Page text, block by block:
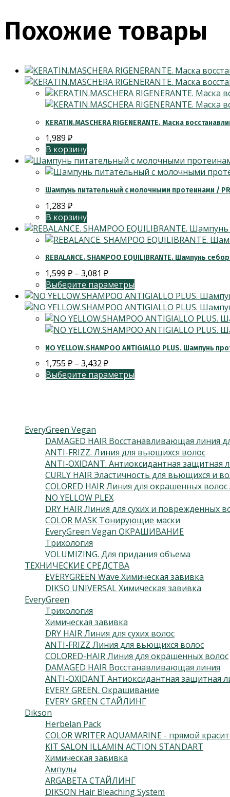
Похожие товары
KERATIN.MASCHERA RIGENERANTE. Маска
1,989 ₽
В корзину
Шампунь питательный с молочными протеинами /
1,283 ₽
В корзину
REBALANCE. SHAMPOO EQUILIBRANTE. Шампунь
1,599 ₽ – 3,081 ₽
Выберите параметры
NO YELLOW.SHAMPOO ANTIGIALLO PLUS.
1,755 ₽ – 3,432 ₽
Выберите параметры
EveryGreen Vegan
DAMAGED HAIR Восстанавливающая линия
ANTI-FRIZZ. Линия для вьющихся волос
ANTI-OXIDANT. Антиоксидантная защитная
CURLY HAIR Эластичность для вьющихся и
COLORED HAIR Линия для окрашенных
NO YELLOW PLEX
DRY HAIR Линия для сухих и поврежденных
COLOR MASK Тонирующие маски
EveryGreen Vegan ОКРАШИВАНИЕ
Трихология
VOLUMIZING. Для придания объема
ТЕХНИЧЕСКИЕ СРЕДСТВА
EVERYGREEN Wave Химическая завивка
DIKSO UNIVERSAL Химическая завивка
EveryGreen
Трихология
Химическая завивка
DRY HAIR Линия для сухих волос
ANTI-FRIZZ Линия для вьющихся волос
COLORED-HAIR Линия для окрашенных волос
DAMAGED HAIR Восстанавливающая линия
ANTI-OXIDANT Антиоксидантная защитная
EVERY GREEN. Окрашивание
EVERY GREEN СТАЙЛИНГ
Dikson
Herbelan Pack
COLOR WRITER AQUAMARINE - прямой
KIT SALON ILLAMIN ACTION STANDART
Химическая завивка
Ампулы
ARGABETA СТАЙЛИНГ
DIKSON Hair Bleaching System